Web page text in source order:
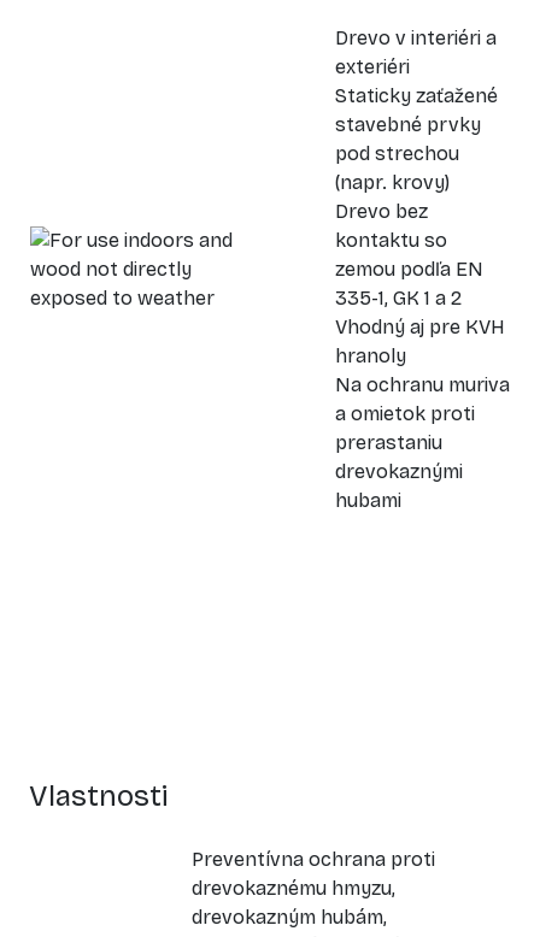
Drevo v interiéri a
exteriéri
Staticky zaťažené
stavebné prvky
pod strechou
(napr. krovy)
Drevo bez
kontaktu so
zemou podľa EN
335-1, GK 1 a 2
Vhodný aj pre KVH
hranoly
Na ochranu muriva
a omietok proti
prerastaniu
drevokaznými
hubami
Vlastnosti
Preventívna ochrana proti
drevokaznému hmyzu,
drevokazným hubám,